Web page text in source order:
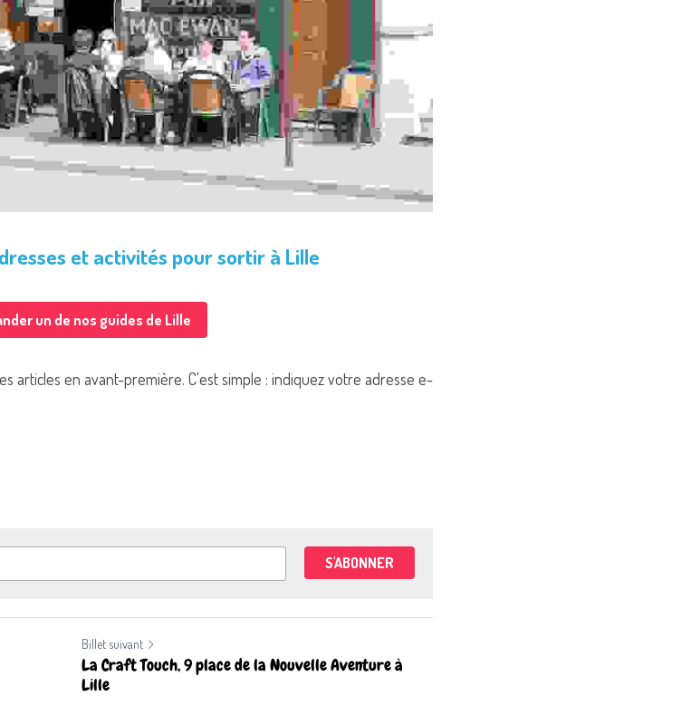
et activités pour sortir à Lille
un de nos guides de Lille
articles en avant-première. C'est simple : indiquez votre adresse e-
S'ABONNER
Billet suivant
La Craft Touch, 9 place de la Nouvelle Aventure à
Lille